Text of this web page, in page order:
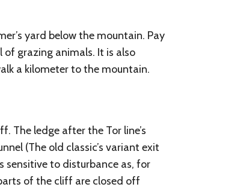
yard below the mountain. Pay
grazing animals. It is also
a kilometer to the mountain.
The ledge after the Tor line’s
(The old classic’s variant exit
sensitive to disturbance as, for
of the cliff are closed off